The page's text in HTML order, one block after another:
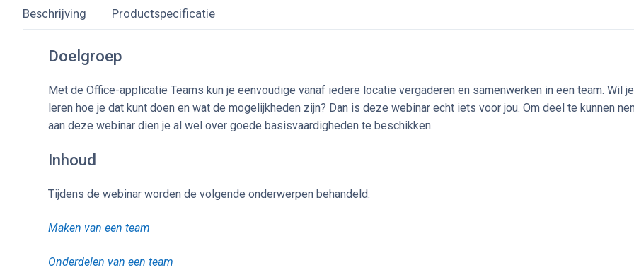
Beschrijving Productspecificatie
Doelgroep
Met de Office-applicatie Teams kun je eenvoudige vanaf iedere locatie vergaderen en samenwerken in een team. Wil je
leren hoe je dat kunt doen en wat de mogelijkheden zijn? Dan is deze webinar echt iets voor jou. Om deel te kunnen
aan deze webinar dien je al wel over goede basisvaardigheden te beschikken.
Inhoud
Tijdens de webinar worden de volgende onderwerpen behandeld:
Maken van een team
Onderdelen van een team